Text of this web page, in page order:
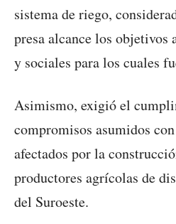
sistema de riego,
presa alcance los objetivos
y sociales para los cuales
Asimismo, exigió el
compromisos asumidos
afectados por la
productores agrícolas de
del Suroeste.